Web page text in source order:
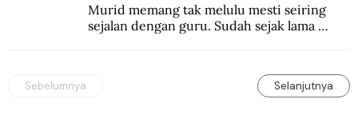
Murid memang tak melulu mesti seiring
sejalan dengan guru. Sudah sejak lama
Sebelumnya Selanjutnya